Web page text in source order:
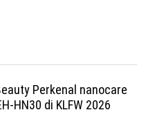
Perkenal nanocare
HN30 di KLFW 2026